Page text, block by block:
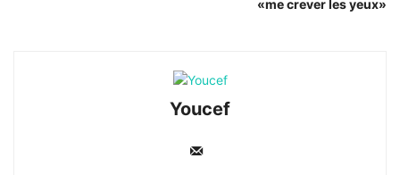
«me crever les yeux»
Youcef